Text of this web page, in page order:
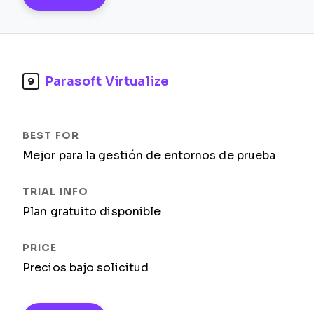
9 Parasoft Virtualize
Mejor para la gestión de entornos de prueba
Plan gratuito disponible
Precios bajo solicitud